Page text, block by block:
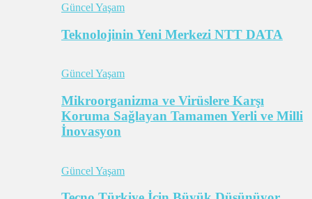
Güncel Yaşam
Teknolojinin Yeni Merkezi NTT DATA
Güncel Yaşam
Mikroorganizma ve Virüslere Karşı
Koruma Sağlayan Tamamen Yerli ve Milli
İnovasyon
Güncel Yaşam